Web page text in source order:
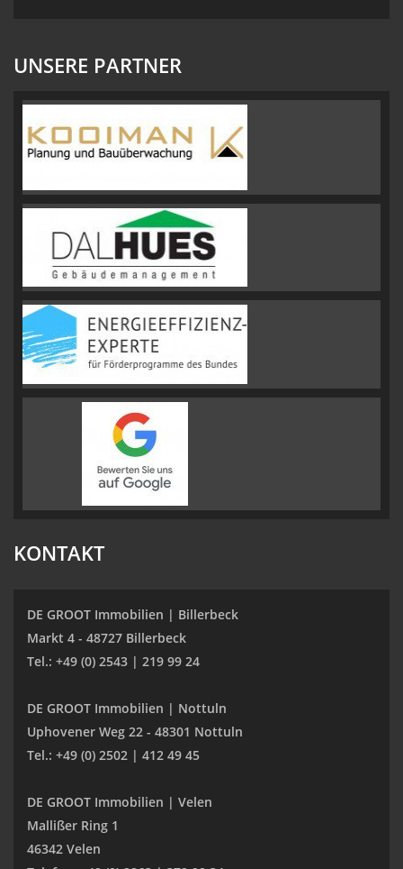
UNSERE PARTNER
KONTAKT
DE GROOT Immobilien | Billerbeck
Markt 4 - 48727 Billerbeck
Tel.: +49 (0) 2543 | 219 99 24
DE GROOT Immobilien | Nottuln
Uphovener Weg 22 - 48301 Nottuln
Tel.: +49 (0) 2502 | 412 49 45
DE GROOT Immobilien | Velen
Mallißer Ring 1
46342 Velen